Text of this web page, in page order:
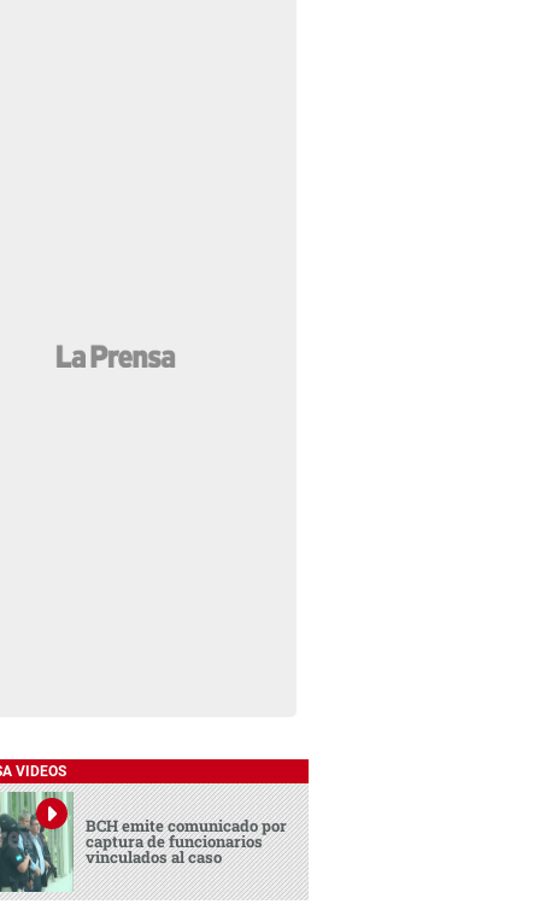
VIDEOS
BCH emite comunicado por
captura de funcionarios
vinculados al caso